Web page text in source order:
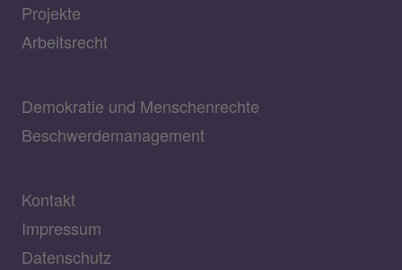
Projekte
Arbeitsrecht
Demokratie und Menschenrechte
Beschwerdemanagement
Kontakt
Impressum
Datenschutz